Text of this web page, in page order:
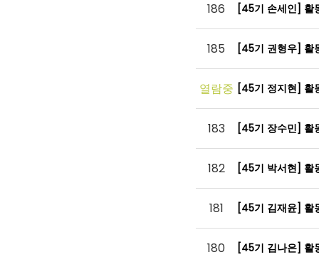
186 [45기 손세인] 활
185 [45기 권형우] 활
열람중 [45기 정지현] 활
183 [45기 장수민] 활
182 [45기 박서현] 활
181 [45기 김재윤] 활
180 [45기 김나은] 활